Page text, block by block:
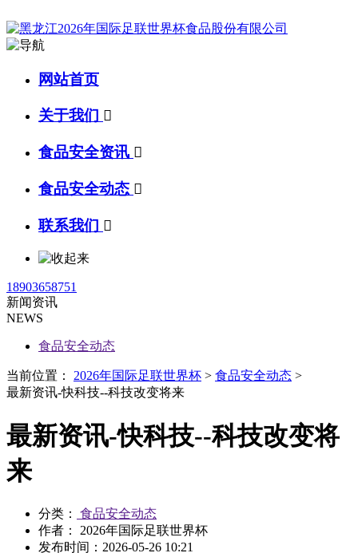
网站首页
关于我们 
食品安全资讯 
食品安全动态 
联系我们 
18903658751
新闻资讯
NEWS
食品安全动态
当前位置： 2026年国际足联世界杯 > 食品安全动态 >
最新资讯-快科技--科技改变将来
最新资讯-快科技--科技改变将
来
分类：
食品安全动态
作者： 2026年国际足联世界杯
发布时间： 2026-05-26 10:21